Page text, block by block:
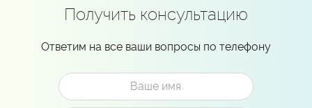
Получить консультацию
Ответим на все ваши вопросы по телефону